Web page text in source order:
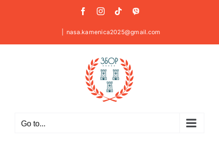
FacebookInstagram
TiktokViber
nasa.kamenica2025@gmail.com
Go to...